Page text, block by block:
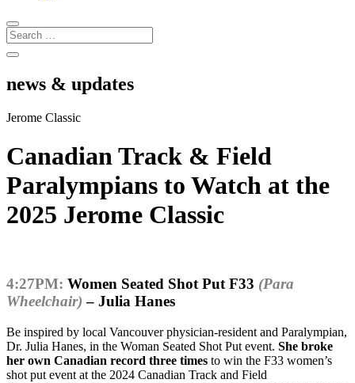
news & updates
Jerome Classic
Canadian Track & Field
Paralympians to Watch at the
2025 Jerome Classic
4:27PM: Women Seated Shot Put F33 (Para
Wheelchair) – Julia Hanes
Be inspired by local Vancouver physician-resident and Paralympian,
Dr. Julia Hanes, in the Woman Seated Shot Put event. She broke
her own Canadian record three times to win the F33 women’s
shot put event at the 2024 Canadian Track and Field